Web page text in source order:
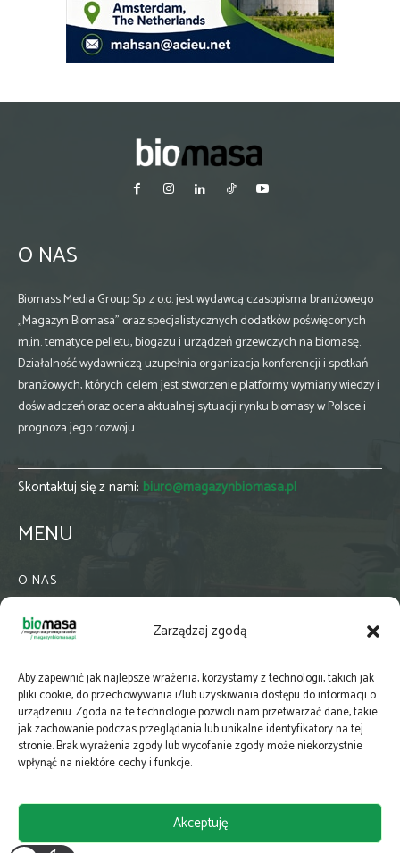
Zarządzaj zgodą
Aby zapewnić jak najlepsze wrażenia, korzystamy z technologii, takich jak
pliki cookie, do przechowywania i/lub uzyskiwania dostępu do informacji o
urządzeniu. Zgoda na te technologie pozwoli nam przetwarzać dane, takie
jak zachowanie podczas przeglądania lub unikalne identyfikatory na tej
stronie. Brak wyrażenia zgody lub wycofanie zgody może niekorzystnie
wpłynąć na niektóre cechy i funkcje.
Akceptuję
O NAS
Biomass Media Group Sp. z o.o. jest wydawcą czasopisma branżowego
„Magazyn Biomasa” oraz specjalistycznych dodatków poświęconych
m.in. tematyce pelletu, biogazu i urządzeń grzewczych na biomasę.
Działalność wydawniczą uzupełnia organizacja konferencji i spotkań
branżowych, których celem jest stworzenie platformy wymiany wiedzy i
doświadczeń oraz ocena aktualnej sytuacji rynku biomasy w Polsce i
prognoza jego rozwoju.
Skontaktuj się z nami: biuro@magazynbiomasa.pl
MENU
O NAS
WSPÓŁPRACA
PRENUMERATA
NEWSLETTER
MAPY
E-WYDANIE